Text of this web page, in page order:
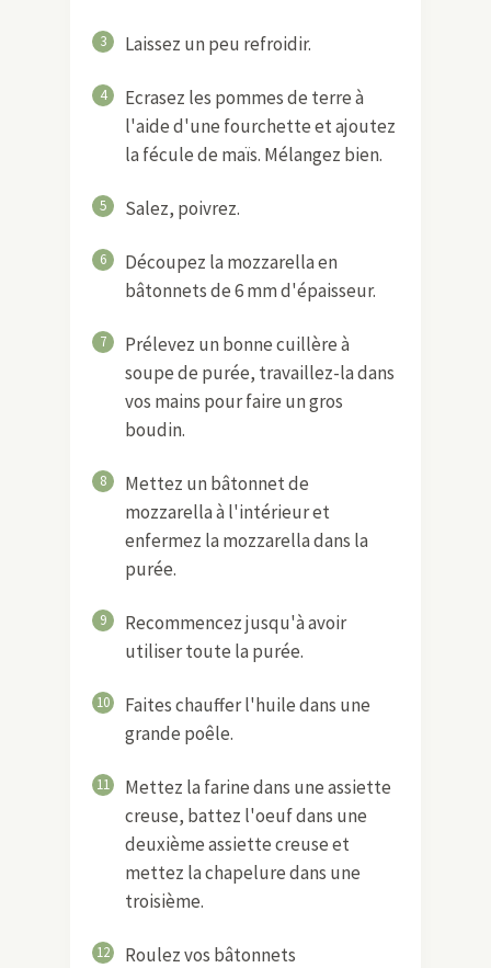
3 Laissez un peu refroidir.
4
Ecrasez les pommes de terre à
l'aide d'une fourchette et ajoutez
la fécule de maïs. Mélangez bien.
5 Salez, poivrez.
6
Découpez la mozzarella en
bâtonnets de 6 mm d'épaisseur.
7
Prélevez un bonne cuillère à
soupe de purée, travaillez-la dans
vos mains pour faire un gros
boudin.
8
Mettez un bâtonnet de
mozzarella à l'intérieur et
enfermez la mozzarella dans la
purée.
9
Recommencez jusqu'à avoir
utiliser toute la purée.
10
Faites chauffer l'huile dans une
grande poêle.
11
Mettez la farine dans une assiette
creuse, battez l'oeuf dans une
deuxième assiette creuse et
mettez la chapelure dans une
troisième.
12
Roulez vos bâtonnets